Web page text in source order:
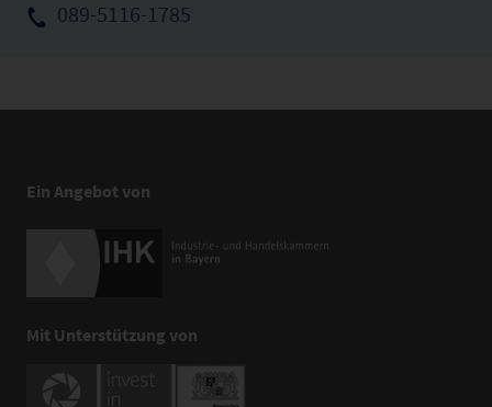
089-5116-1785
Ein Angebot von
Mit Unterstützung von